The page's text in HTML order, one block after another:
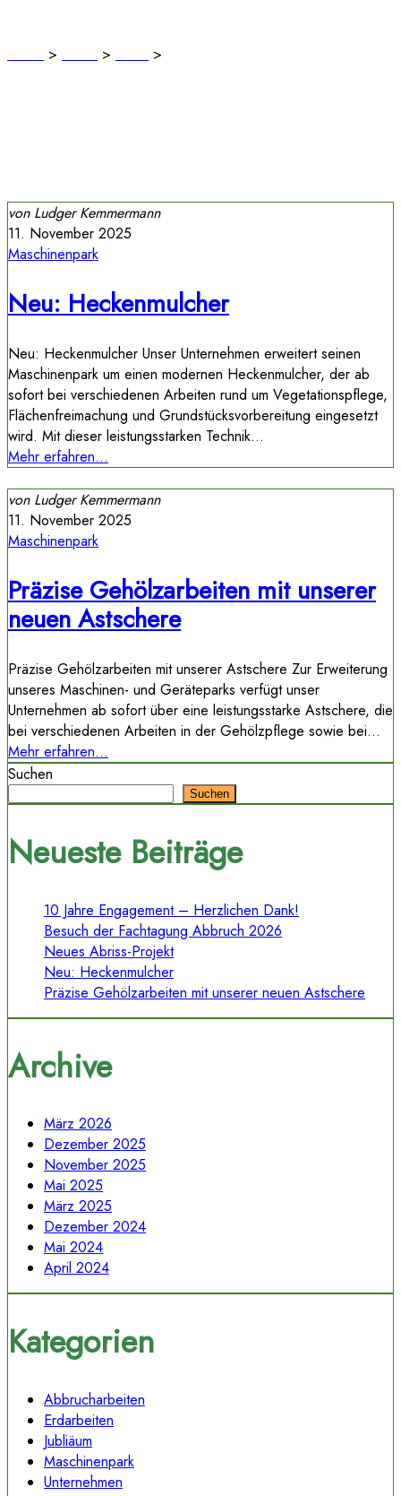
> > >
11. November 2025
Maschinenpark
Neu: Heckenmulcher
Neu: Heckenmulcher Unser Unternehmen erweitert seinen
Maschinenpark um einen modernen Heckenmulcher, der ab
sofort bei verschiedenen Arbeiten rund um Vegetationspflege,
Flächenfreimachung und Grundstücksvorbereitung eingesetzt
wird. Mit dieser leistungsstarken Technik...
Mehr erfahren...
11. November 2025
Maschinenpark
Präzise Gehölzarbeiten mit unserer
neuen Astschere
Präzise Gehölzarbeiten mit unserer Astschere Zur Erweiterung
unseres Maschinen- und Geräteparks verfügt unser
Unternehmen ab sofort über eine leistungsstarke Astschere, die
bei verschiedenen Arbeiten in der Gehölzpflege sowie bei...
Mehr erfahren...
Suchen
Suchen
Neueste Beiträge
10 Jahre Engagement – Herzlichen Dank!
Besuch der Fachtagung Abbruch 2026
Neues Abriss-Projekt
Neu: Heckenmulcher
Präzise Gehölzarbeiten mit unserer neuen Astschere
Archive
März 2026
Dezember 2025
November 2025
Mai 2025
März 2025
Dezember 2024
Mai 2024
April 2024
Kategorien
Abbrucharbeiten
Erdarbeiten
Jubliäum
Maschinenpark
Unternehmen